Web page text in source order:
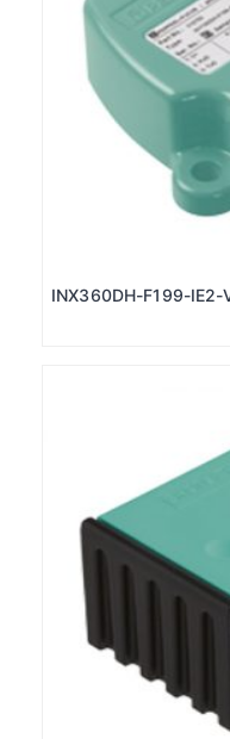
INX360DH-F199-IE2-